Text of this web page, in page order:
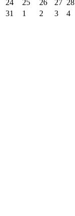
24 25 26 27 28
31
1 2 3 4